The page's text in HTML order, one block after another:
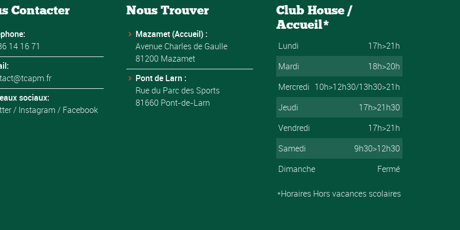
Contacter
14 16 71
sociaux:
/ Instagram / Facebook
Nous Trouver
Mazamet (Accueil) :
Avenue Charles de Gaulle
81200 Mazamet
Pont de Larn :
Rue du Parc des Sports
81660 Pont-de-Larn
Club House /
Accueil*
Lundi
17h>21h
Mardi
18h>20h
Mercredi 10h>12h30/13h30>21h
Jeudi
17h>21h30
Vendredi
17h>21h
Samedi
9h30>12h30
Dimanche
Fermé
*Horaires Hors vacances scolaires